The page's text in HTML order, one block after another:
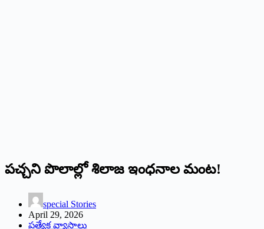
పచ్చని పొలాల్లో శిలాజ ఇంధనాల మంట!
special Stories
April 29, 2026
ప్రత్యేక వ్యాసాలు